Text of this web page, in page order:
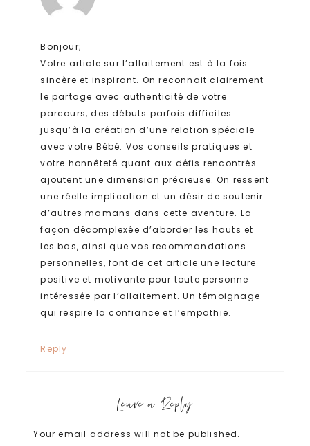
Bonjour;
Votre article sur l’allaitement est à la fois
sincère et inspirant. On reconnait clairement
le partage avec authenticité de votre
parcours, des débuts parfois difficiles
jusqu’à la création d’une relation spéciale
avec votre Bébé. Vos conseils pratiques et
votre honnêteté quant aux défis rencontrés
ajoutent une dimension précieuse. On ressent
une réelle implication et un désir de soutenir
d’autres mamans dans cette aventure. La
façon décomplexée d’aborder les hauts et
les bas, ainsi que vos recommandations
personnelles, font de cet article une lecture
positive et motivante pour toute personne
intéressée par l’allaitement. Un témoignage
qui respire la confiance et l’empathie.
Reply
Leave a Reply
Your email address will not be published.